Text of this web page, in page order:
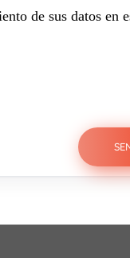
de sus datos en